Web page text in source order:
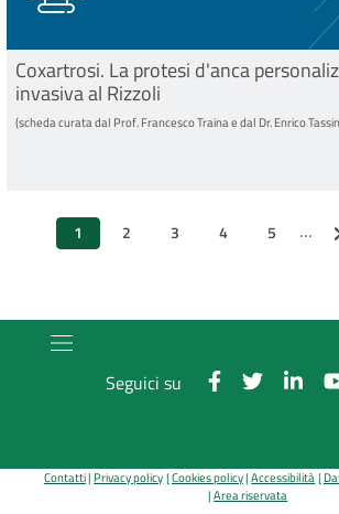
Coxartrosi. La protesi d'anca
invasiva al Rizzoli
(scheda curata dal Prof. Francesco Traina e dal Dr. Enrico
Pagina
1 Page
2 Page
3 Page
4 Page
5 …
Seguici su
Contatti Privacy policy Cookies policy Accessibilità
Area riservata